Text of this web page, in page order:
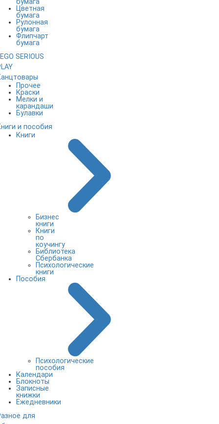
бумага
Цветная
бумага
Рулонная
бумага
Флипчарт
бумага
SERIOUS
Прочее
Краски
Мелки и
карандаши
Булавки
и пособия
Книги
Бизнес
книги
Книги
по
коучингу
Библиотека
Сбербанка
Психологические
книги
Пособия
Психологические
пособия
Календари
Блокноты
Записные
книжки
Ежедневники
для